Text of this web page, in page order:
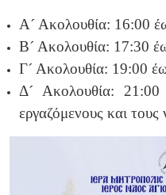
Α´ Ακολουθία: 16:00
Β´ Ακολουθία: 17:30
Γ´ Ακολουθία: 19:00
Δ´ Ακολουθία:
εργαζόμενους και τους